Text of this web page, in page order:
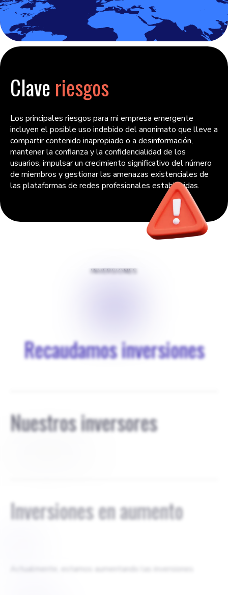
Clave riesgos
Los principales riesgos para mi empresa emergente
incluyen el posible uso indebido del anonimato que lleve a
compartir contenido inapropiado o a desinformación,
mantener la confianza y la confidencialidad de los
usuarios, impulsar un crecimiento significativo del número
de miembros y gestionar las amenazas existenciales de
las plataformas de redes profesionales establecidas.
INVERSIONES
Recaudamos inversiones
Nuestros inversores
Inversiones en aumento